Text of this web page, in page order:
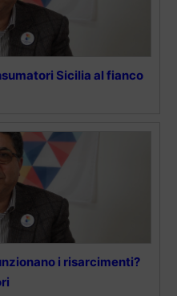
Sicilia al fianco
i risarcimenti?